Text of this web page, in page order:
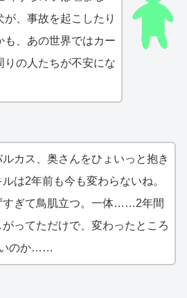
、事故を起こしたり
も、あの世界ではカー
の人たちが不安にな
カス、奥さんをひょいっと抱き
は2年前も今も変わらないね。
すぎて鳥肌立つ。一体……2年間
ってただけで、変わったところ
のか……